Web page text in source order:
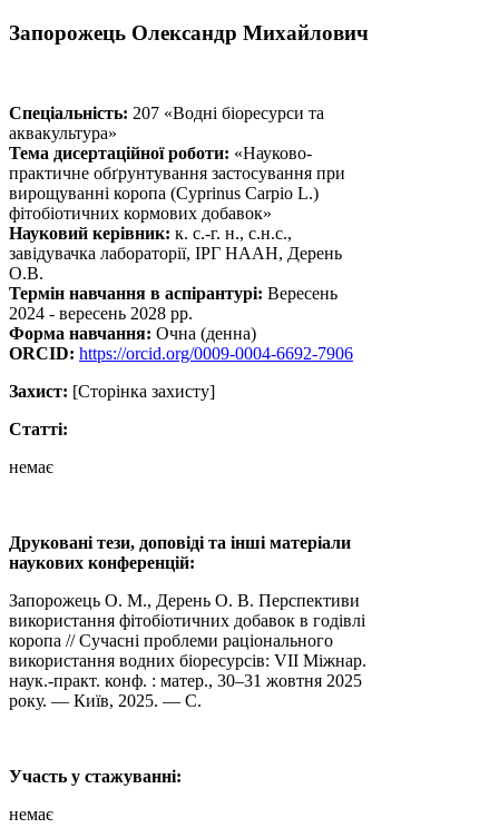
Запорожець Олександр Михайлович
Спеціальність: 207 «Водні біоресурси та
аквакультура»
Тема дисертаційної роботи: «Науково-
практичне обґрунтування застосування при
вирощуванні коропа (Cyprinus Carpio L.)
фітобіотичних кормових добавок»
Науковий керівник: к. с.-г. н., с.н.с.,
завідувачка лабораторії, ІРГ НААН, Дерень
О.В.
Термін навчання в аспірантурі: Вересень
2024 - вересень 2028 рр.
Форма навчання: Очна (денна)
ORCID: https://orcid.org/0009-0004-6692-7906
Захист: [Сторінка захисту]
Статті:
немає
Друковані тези, доповіді та інші матеріали
наукових конференцій:
Запорожець О. М., Дерень О. В. Перспективи
використання фітобіотичних добавок в годівлі
коропа // Сучасні проблеми раціонального
використання водних біоресурсів: VIІ Міжнар.
наук.-практ. конф. : матер., 30–31 жовтня 2025
року. — Київ, 2025. — С.
Участь у стажуванні:
немає